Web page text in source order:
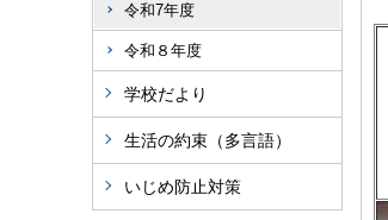
令和7年度
令和８年度
学校だより
生活の約束（多言語）
いじめ防止対策